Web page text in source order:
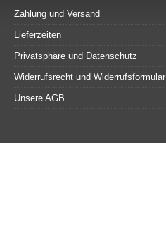
Zahlung und Versand
Lieferzeiten
Privatsphäre und Datenschutz
Widerrufsrecht und Widerrufsformular
Unsere AGB